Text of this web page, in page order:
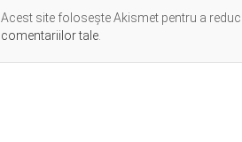
Acest site folosește Akismet pentru a
comentariilor tale